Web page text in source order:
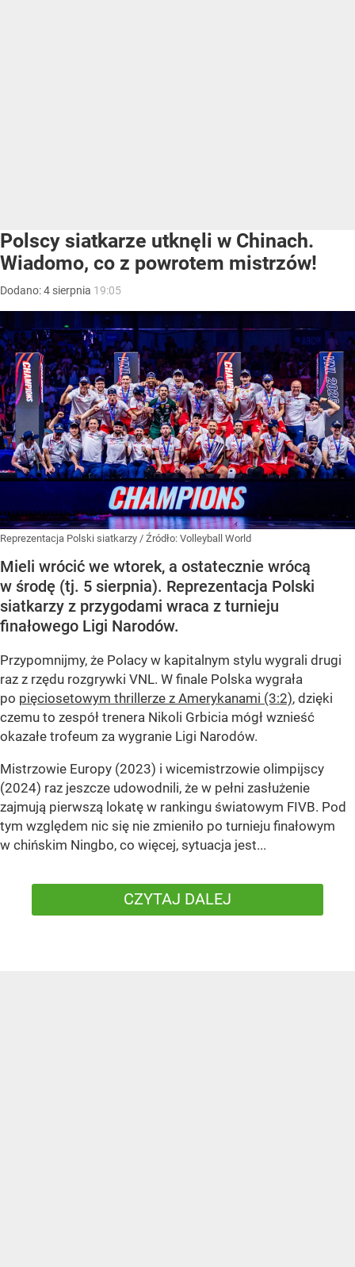
Polscy siatkarze utknęli w Chinach.
Wiadomo, co z powrotem mistrzów!
Dodano:4 sierpnia 19:05
Reprezentacja Polski siatkarzy / Źródło: Volleyball World
Mieli wrócić we wtorek, a ostatecznie wrócą
w środę (tj. 5 sierpnia). Reprezentacja Polski
siatkarzy z przygodami wraca z turnieju
finałowego Ligi Narodów.
Przypomnijmy, że Polacy w kapitalnym stylu wygrali drugi
raz z rzędu rozgrywki VNL. W finale Polska wygrała
po pięciosetowym thrillerze z Amerykanami (3:2), dzięki
czemu to zespół trenera Nikoli Grbicia mógł wznieść
okazałe trofeum za wygranie Ligi Narodów.
Mistrzowie Europy (2023) i wicemistrzowie olimpijscy
(2024) raz jeszcze udowodnili, że w pełni zasłużenie
zajmują pierwszą lokatę w rankingu światowym FIVB. Pod
tym względem nic się nie zmieniło po turnieju finałowym
w chińskim Ningbo, co więcej, sytuacja jest...
CZYTAJ DALEJ